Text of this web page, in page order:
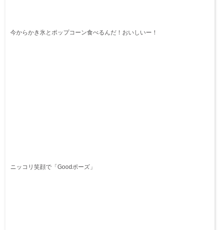
今からかき氷とポップコーン食べるんだ！おいしいー！
ニッコリ笑顔で「Goodポーズ」